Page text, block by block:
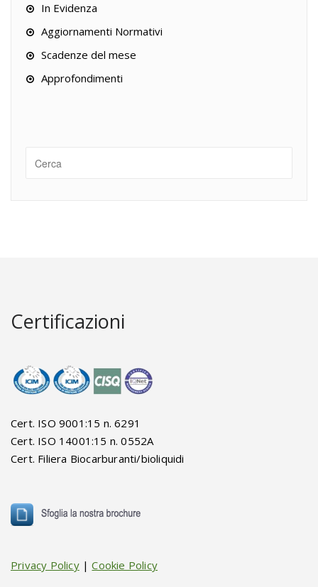
In Evidenza
Aggiornamenti Normativi
Scadenze del mese
Approfondimenti
Certificazioni
Cert. ISO 9001:15 n. 6291
Cert. ISO 14001:15 n. 0552A
Cert. Filiera Biocarburanti/bioliquidi
Privacy Policy|Cookie Policy